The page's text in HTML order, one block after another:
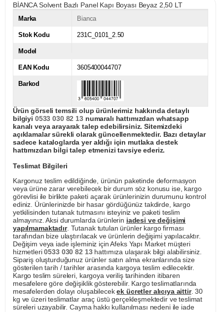
BİANCA Solvent Bazlı Panel Kapı Boyası Beyaz 2,50 LT
Marka Bianca
Stok Kodu 231C_0101_2.50
Model
EAN Kodu 3605400044707
Barkod
Ürün görseli temsili olup ürünlerimiz hakkında detaylı
bilgiyi 0533 030 82 13numaralı hattımızdan whatsapp
kanalı veya arayarak talep edebilirsiniz. Sitemizdeki
açıklamalar sürekli olarak güncellenmektedir. Bazı detaylar
sadece kataloglarda yer aldığı için mutlaka destek
hattımızdan bilgi talep etmenizi tavsiye ederiz.
Teslimat Bilgileri
Kargonuz teslim edildiğinde, ürünün paketinde deformasyon
veya ürüne zarar verebilecek bir durum söz konusu ise, kargo
görevlisi ile birlikte paketi açarak ürünlerinizin durumunu kontrol
ediniz. Ürünlerinizde bir hasar gördüğünüz takdirde, kargo
yetkilisinden tutanak tutmasını isteyiniz ve paketi teslim
almayınız. Aksi durumlarda ürünlerin iadesi ve değişimi
yapılmamaktadır. Tutanak tutulan ürünler kargo firması
tarafından bize ulaştırılacak ve ürünlerin değişimi yapılacaktır.
Değişim veya iade işleminiz için Afeks Yapı Market müşteri
hizmetleri0533 030 82 13hattımıza ulaşarak bilgi alabilirsiniz.
Sipariş oluşturduğunuz ürünler satın alma ekranlarında size
gösterilen tarih / tarihler arasında kargoya teslim edilecektir.
Kargo teslim süreleri, kargoya veriliş tarihinden itibaren
mesafelere göre değişiklik gösterebilir. Kargo teslimatlarında
mesafelerden dolayı oluşabilecekek ücretler alıcıya aittir. 30
kg ve üzeri teslimatlar araç üstü gerçekleşmektedir ve teslimat
süreleri uzayabilir. Cayma hakkı kullanılması nedeni ile iade